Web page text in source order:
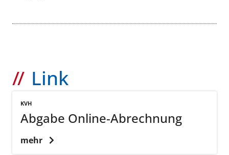
Link
KVH
Abgabe Online-Abrechnung
mehr